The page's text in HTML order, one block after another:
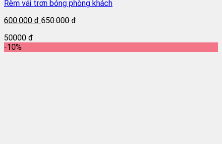
Rèm vải trơn bóng phòng khách
600.000 đ 650.000 đ
50000 đ
-10%